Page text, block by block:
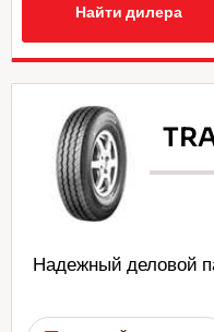
Найти дилера
Надежный деловой